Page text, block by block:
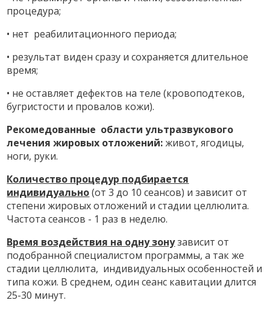
процедура;
• нет реабилитационного периода;
• результат виден сразу и сохраняется длительное
время;
• не оставляет дефектов на теле (кровоподтеков,
бугристости и провалов кожи).
Рекомедованные области ультразвукового
лечения жировых отложений:живот, ягодицы,
ноги, руки.
Количество процедур подбирается
индивидуально(от 3 до 10 сеансов) и зависит от
степени жировых отложений и стадии целлюлита.
Частота сеансов - 1 раз в неделю.
Время воздействия на одну зонузависит от
подобранной специалистом программы, а так же
стадии целлюлита, индивидуальных особенностей и
типа кожи. В среднем, один сеанс кавитации длится
25-30 минут.